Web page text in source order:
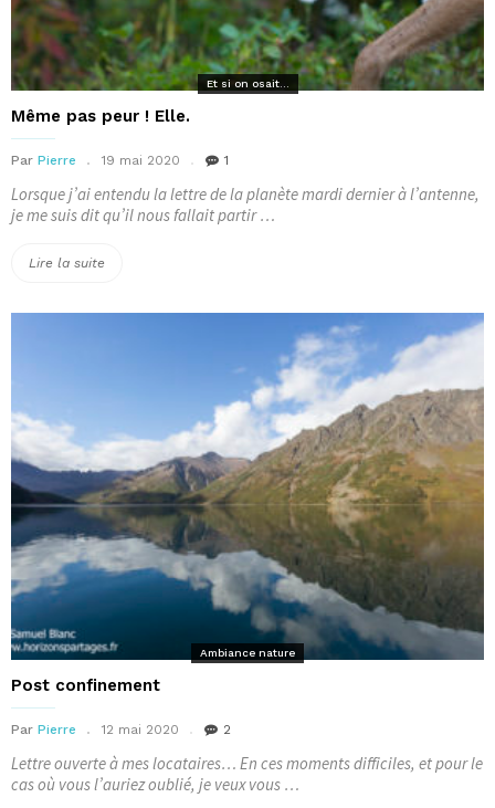
Et si on osait...
Même pas peur ! Elle.
Par Pierre 19 mai 2020 1
Lorsque j’ai entendu la lettre de la planète mardi dernier à l’antenne,
je me suis dit qu’il nous fallait partir …
Lire la suite
Ambiance nature
Post confinement
Par Pierre 12 mai 2020 2
Lettre ouverte à mes locataires… En ces moments difficiles, et pour le
cas où vous l’auriez oublié, je veux vous …